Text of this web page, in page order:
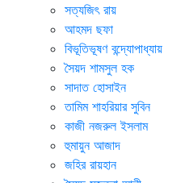
সত্যজিৎ রায়
আহমদ ছফা
বিভূতিভূষণ বন্দ্যোপাধ্যায়
সৈয়দ শামসুল হক
সাদাত হোসাইন
তামিম শাহরিয়ার সুবিন
কাজী নজরুল ইসলাম
হুমায়ুন আজাদ
জহির রায়হান